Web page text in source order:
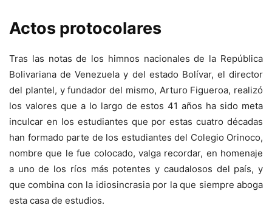
Actos protocolares
Tras las notas de los himnos nacionales de la República
Bolivariana de Venezuela y del estado Bolívar, el director
del plantel, y fundador del mismo, Arturo Figueroa, realizó
los valores que a lo largo de estos 41 años ha sido meta
inculcar en los estudiantes que por estas cuatro décadas
han formado parte de los estudiantes del Colegio Orinoco,
nombre que le fue colocado, valga recordar, en homenaje
a uno de los ríos más potentes y caudalosos del país, y
que combina con la idiosincrasia por la que siempre aboga
esta casa de estudios.